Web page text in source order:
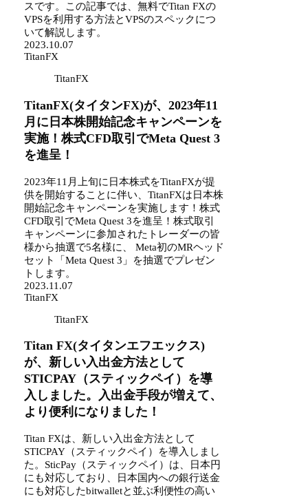
スです。この記事では、無料でTitan FXの
VPSを利用する方法とVPSのスペックにつ
いて解説します。
2023.10.07
TitanFX
TitanFX
TitanFX(タイタンFX)が、2023年11
月に日本株開始記念キャンペーンを
実施！株式CFD取引でMeta Quest 3
を進呈！
2023年11月上旬に日本株式をTitanFXが提
供を開始することに伴い、TitanFXは日本株
開始記念キャンペーンを実施します！株式
CFD取引でMeta Quest 3を進呈！株式取引
キャンペーンに参加されたトレーダーの皆
様から抽選で5名様に、 Meta初のMRヘッド
セット「Meta Quest 3」を抽選でプレゼン
トします。
2023.11.07
TitanFX
TitanFX
Titan FX(タイタンエフエックス)
が、新しい入出金方法として
STICPAY（スティックペイ）を導
入しました。入出金手段が増えて、
より便利になりました！
Titan FXは、新しい入出金方法として
STICPAY（スティックペイ）を導入しまし
た。SticPay（スティックペイ）は、日本円
にも対応しており、日本国内への銀行送金
にも対応したbitwalletと並ぶ利便性の高い